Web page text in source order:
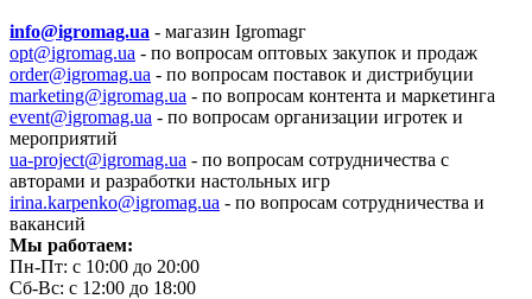
info@igromag.ua - магазин Igromagг
opt@igromag.ua - по вопросам оптовых закупок и продаж
order@igromag.ua - по вопросам поставок и дистрибуции
marketing@igromag.ua - по вопросам контента и маркетинга
event@igromag.ua - по вопросам организации игротек и
мероприятий
ua-project@igromag.ua - по вопросам сотрудничества с
авторами и разработки настольных игр
irina.karpenko@igromag.ua - по вопросам сотрудничества и
вакансий
Мы работаем:
Пн-Пт: с 10:00 до 20:00
Сб-Вс: с 12:00 до 18:00